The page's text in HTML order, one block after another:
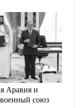
Аравия и
союз